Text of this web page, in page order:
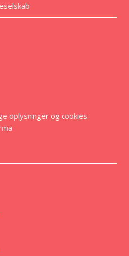
oplysninger og cookies